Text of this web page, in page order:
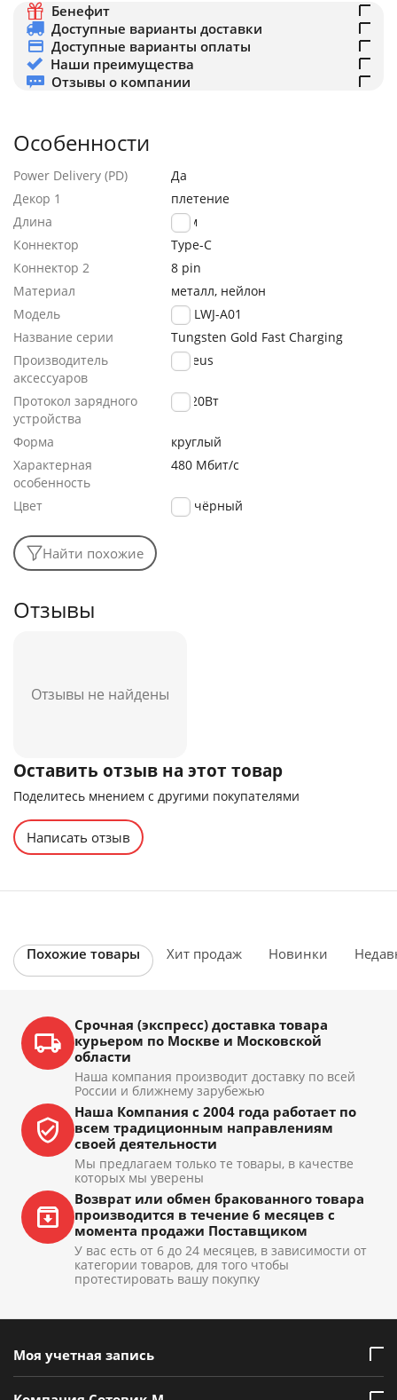
Бенефит
Доступные варианты доставки
Доступные варианты оплаты
Наши преимущества
Отзывы о компании
Особенности
Power Delivery (PD)
Да
Декор 1
плетение
Длина
2.0м
Коннектор
Type-C
Коннектор 2
8 pin
Материал
металл, нейлон
Модель
CATLWJ-A01
Название серии
Tungsten Gold Fast Charging
Производитель
аксессуаров
Baseus
Протокол зарядного
устройства
PD 20Вт
Форма
круглый
Характерная
особенность
480 Мбит/с
Цвет чёрный
Найти похожие
Отзывы
Отзывы не найдены
Оставить отзыв на этот товар
Поделитесь мнением с другими покупателями
Написать отзыв
Похожие товары Хит продаж Новинки
Срочная (экспресс) доставка товара
курьером по Москве и Московской
области
Наша компания производит доставку по всей
России и ближнему зарубежью
Наша Компания с 2004 года работает по
всем традиционным направлениям
своей деятельности
Мы предлагаем только те товары, в качестве
которых мы уверены
Возврат или обмен бракованного товара
производится в течение 6 месяцев с
момента продажи Поставщиком
У вас есть от 6 до 24 месяцев, в зависимости от
категории товаров, для того чтобы
протестировать вашу покупку
Моя учетная запись